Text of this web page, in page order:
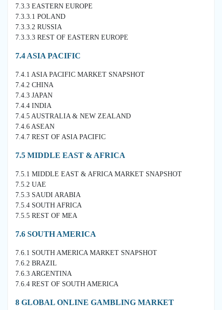
7.3.3 EASTERN EUROPE
7.3.3.1 POLAND
7.3.3.2 RUSSIA
7.3.3.3 REST OF EASTERN EUROPE
7.4 ASIA PACIFIC
7.4.1 ASIA PACIFIC MARKET SNAPSHOT
7.4.2 CHINA
7.4.3 JAPAN
7.4.4 INDIA
7.4.5 AUSTRALIA & NEW ZEALAND
7.4.6 ASEAN
7.4.7 REST OF ASIA PACIFIC
7.5 MIDDLE EAST & AFRICA
7.5.1 MIDDLE EAST & AFRICA MARKET SNAPSHOT
7.5.2 UAE
7.5.3 SAUDI ARABIA
7.5.4 SOUTH AFRICA
7.5.5 REST OF MEA
7.6 SOUTH AMERICA
7.6.1 SOUTH AMERICA MARKET SNAPSHOT
7.6.2 BRAZIL
7.6.3 ARGENTINA
7.6.4 REST OF SOUTH AMERICA
8 GLOBAL ONLINE GAMBLING MARKET